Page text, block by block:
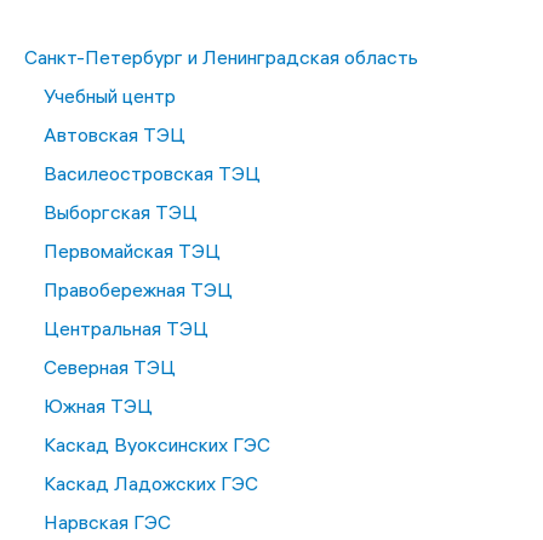
Санкт-Петербург и Ленинградская область
Учебный центр
Автовская ТЭЦ
Василеостровская ТЭЦ
Выборгская ТЭЦ
Первомайская ТЭЦ
Правобережная ТЭЦ
Центральная ТЭЦ
Северная ТЭЦ
Южная ТЭЦ
Каскад Вуоксинских ГЭС
Каскад Ладожских ГЭС
Нарвская ГЭС